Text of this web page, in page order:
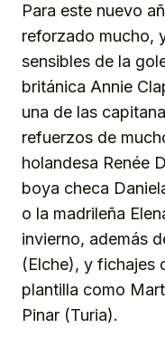
Para este nuevo
reforzado mucho,
sensibles de la
británica Annie
una de las
refuerzos de
holandesa Renée
boya checa
o la madrileña
invierno, además
(Elche), y fichajes
plantilla como
Pinar (Turia).